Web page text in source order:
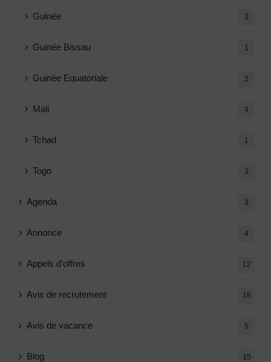
Guinée 3
Guinée Bissau 1
Guinée Equatoriale 2
Mali 4
Tchad 1
Togo 3
Agenda 3
Annonce 4
Appels d'offres 12
Avis de recrutement 18
Avis de vacance 5
Blog 15